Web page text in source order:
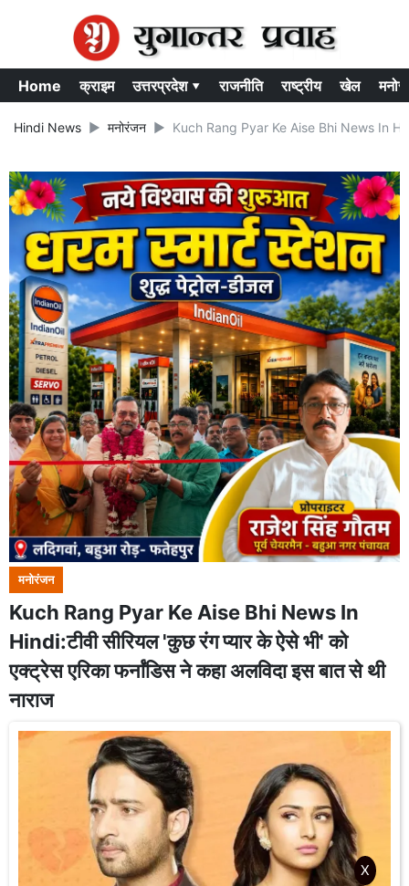
Home क्राइम उत्तरप्रदेश ▾ राजनीति राष्ट्रीय खेल
Hindi News मनोरंजन Kuch Rang Pyar Ke Aise Bhi News In
मनोरंजन
Kuch Rang Pyar Ke Aise Bhi News In
Hindi:टीवी सीरियल 'कुछ रंग प्यार के ऐसे भी' को
एक्ट्रेस एरिका फर्नांडिस ने कहा अलविदा इस बात से थी
नाराज
X